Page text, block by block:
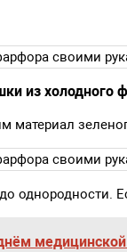
из
материал
однородности.